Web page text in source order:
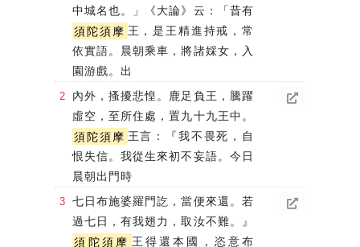
中城名也。」《大論》云：「昔有
須陀須摩 王，是王精進持戒，常
依實語。晨朝乘車，將諸婇女，入
園游戲。出
內外，搔擾悲惶。鹿足負王，騰躍
虛空，至所住處，置九十九王中。
須陀須摩 王言：『我不畏死，自
恨失信。我從生來初不妄語。今日
晨朝出門時
七日布施婆羅門訖，當便來還。若
過七日，有我翅力，取汝不難。』
須陀須摩 王得還本國，恣意布